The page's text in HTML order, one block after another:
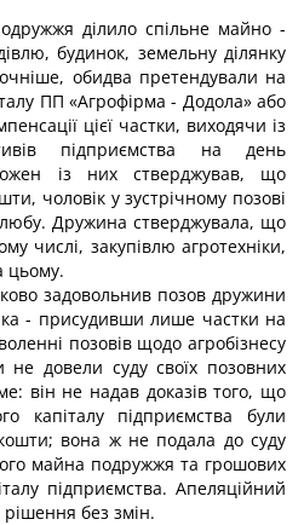
ділило спільне майно -
будинок, земельну ділянку
обидва претендували на
ПП «Агрофірма - Додола» або
цієї частки, виходячи із
підприємства на день
із них стверджував, що
чоловік у зустрічному позові
Дружина стверджувала, що
числі, закупівлю агротехніки,
цьому.
задовольнив позов дружини
- присудивши лише частки на
позовів щодо агробізнесу
довели суду своїх позовних
він не надав доказів того, що
капіталу підприємства були
вона ж не подала до суду
майна подружжя та грошових
підприємства. Апеляційний
без змін.